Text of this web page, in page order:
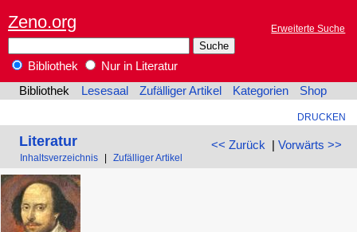
Zeno.org Erweiterte Suche
Bibliothek
Nur in Literatur
Bibliothek
Lesesaal Zufälliger Artikel Kategorien Shop
DRUCKEN
<< Zurück | Vorwärts >>
Literatur
Inhaltsverzeichnis Zufälliger Artikel